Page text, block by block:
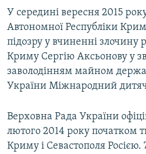
У середині вересня 2015
Автономної Республіки
підозру у вчиненні злочину
Криму Сергію Аксьонову у
заволодінням майном
України Міжнародний
Верховна Рада України
лютого 2014 року початком
Криму і Севастополя Росією.